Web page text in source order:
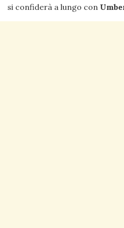
si confiderà a lungo con